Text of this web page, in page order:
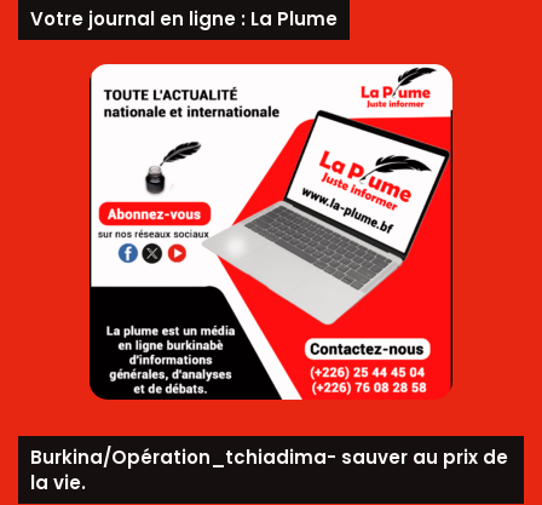
Votre journal en ligne : La Plume
Burkina/Opération_tchiadima- sauver au prix de
la vie.